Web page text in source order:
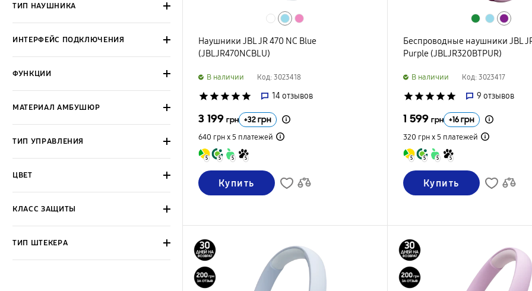
ТИП НАУШНИКА
ИНТЕРФЕЙС ПОДКЛЮЧЕНИЯ
ФУНКЦИИ
МАТЕРИАЛ АМБУШЮР
ТИП УПРАВЛЕНИЯ
ЦВЕТ
КЛАСС ЗАЩИТЫ
ТИП ШТЕКЕРА
Наушники JBL JR 470 NC Blue
(JBLJR470NCBLU)
B наличии Код: 3023418
star star star star star 14отзывов
3 199 грн +32грн
640 грн х 5 платежей
5 5 5 5
Купить
Беспроводные наушники JBL
Purple (JBLJR320BTPUR)
B наличии Код: 3023417
star star star star star 9 отзывов
1 599 грн +16грн
320 грн х 5 платежей
5 5 5 5
Купить